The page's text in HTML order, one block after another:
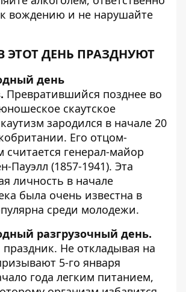
к вождению и не нарушайте
ЭТОТ ДЕНЬ ПРАЗДНУЮТ
день
Превратившийся позднее во
скаутское
зародился в начале 20
Его отцом-
считается генерал-майор
Пауэлл (1857-1941). Эта
личность в начале
была очень известна в
среди молодежи.
разгрузочный день.
Не откладывая на
5-го января
года легким питанием,